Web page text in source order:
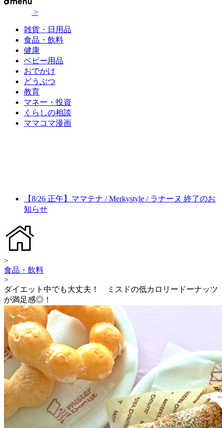
>
雑貨・日用品
食品・飲料
健康
ベビー用品
おでかけ
どうぶつ
教育
マネー・投資
くらしの相談
ママコマ漫画
【8/26 正午】ママテナ / Merkystyle / ラナーヌ 終了のお
知らせ
>
食品・飲料
>
ダイエット中でも大丈夫！ ミスドの低カロリードーナッツ
が満足感◎！